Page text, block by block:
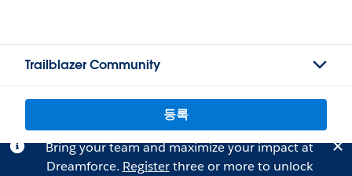
Trailblazer Community
등록
Bring your team and maximize your impact at
Dreamforce. Registerthree or more to unlock